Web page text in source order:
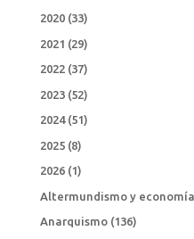
2020(33)
2021 (29)
2022(37)
2023(52)
2024(51)
2025(8)
2026(1)
Altermundismo y economía
Anarquismo(136)